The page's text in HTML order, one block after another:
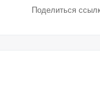
Поделиться